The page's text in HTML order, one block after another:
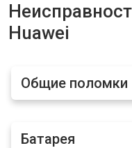
Huawei
Общие поломки
Батарея